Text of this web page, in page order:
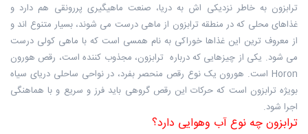
ترابزون به خاطر نزدیکی اش به دریا، صنعت ماهیگیری پررونقی هم دارد و
غذاهای محلی که در منطقه ترابزون از ماهی درست می شوند، بسیار متنوع اند و
از معروف ترین این غذاها خوراکی به نام همسی است که با ماهی کولی درست
می شود. یکی از چیزهایی که درباره ترابزون، مجذوب کننده است، رقص هورون
Horon است. هورون یک نوع رقص منحصر بفرد، در نواحی ساحلی دریای سیاه
بویژه ترابزون است که حرکات این رقص گروهی باید فرز و سریع و با هماهنگی
اجرا شود.
ترابزون چه نوع آب وهوایی دارد؟